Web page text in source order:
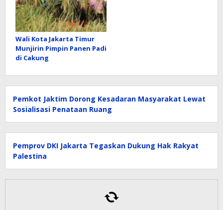
Wali Kota Jakarta Timur
Munjirin Pimpin Panen Padi
di Cakung
Pemkot Jaktim Dorong Kesadaran Masyarakat Lewat
Sosialisasi Penataan Ruang
Pemprov DKI Jakarta Tegaskan Dukung Hak Rakyat
Palestina